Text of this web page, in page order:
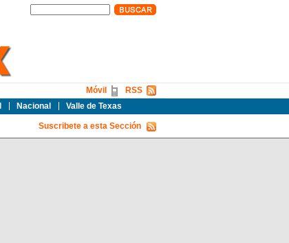
Nacional Valle de Texas
RSS
Móvil
Suscribete a esta Sección